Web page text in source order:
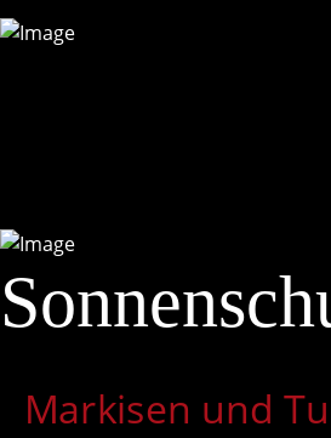
Markisen und